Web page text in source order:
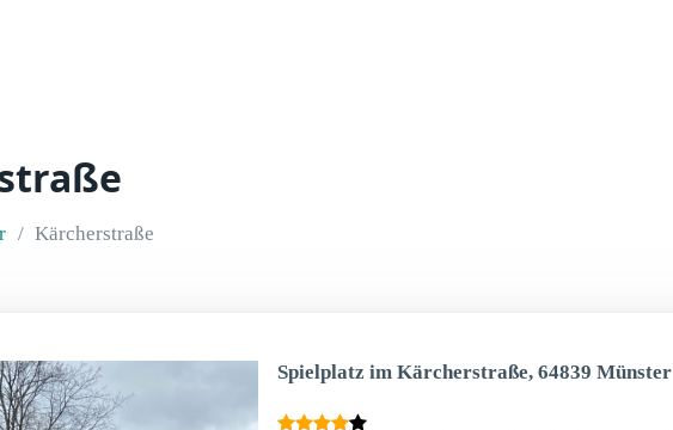
Kärcherstraße
Spielplatz im Kärcherstraße, 64839 Münster